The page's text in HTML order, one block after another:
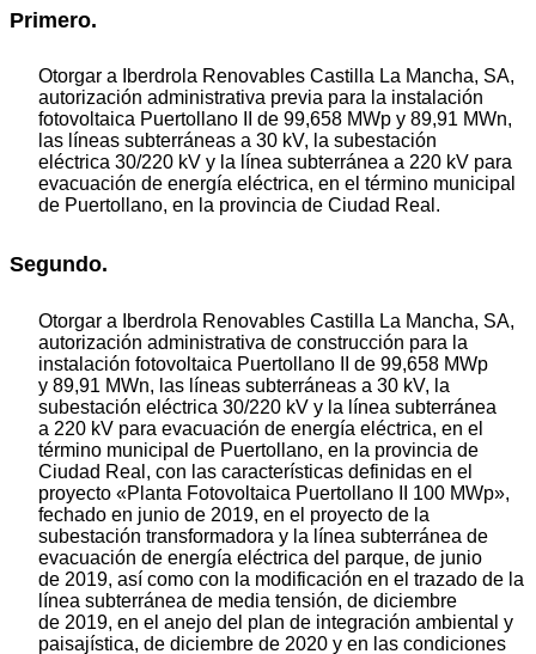
Primero.
Otorgar a Iberdrola Renovables Castilla La Mancha, SA,
autorización administrativa previa para la instalación
fotovoltaica Puertollano II de 99,658 MWp y 89,91 MWn,
las líneas subterráneas a 30 kV, la subestación
eléctrica 30/220 kV y la línea subterránea a 220 kV para
evacuación de energía eléctrica, en el término municipal
de Puertollano, en la provincia de Ciudad Real.
Segundo.
Otorgar a Iberdrola Renovables Castilla La Mancha, SA,
autorización administrativa de construcción para la
instalación fotovoltaica Puertollano II de 99,658 MWp
y 89,91 MWn, las líneas subterráneas a 30 kV, la
subestación eléctrica 30/220 kV y la línea subterránea
a 220 kV para evacuación de energía eléctrica, en el
término municipal de Puertollano, en la provincia de
Ciudad Real, con las características definidas en el
proyecto «Planta Fotovoltaica Puertollano II 100 MWp»,
fechado en junio de 2019, en el proyecto de la
subestación transformadora y la línea subterránea de
evacuación de energía eléctrica del parque, de junio
de 2019, así como con la modificación en el trazado de la
línea subterránea de media tensión, de diciembre
de 2019, en el anejo del plan de integración ambiental y
paisajística, de diciembre de 2020 y en las condiciones